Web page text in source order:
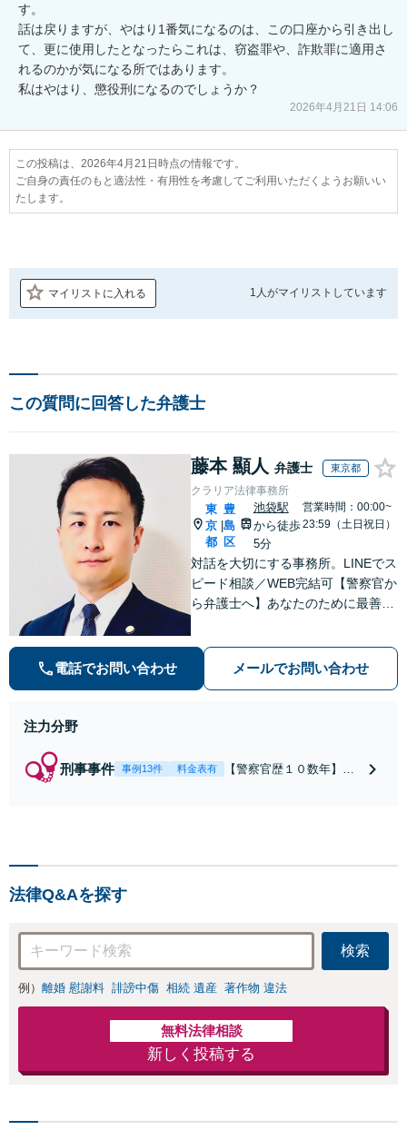
す。
話は戻りますが、やはり1番気になるのは、この口座から引き出し
て、更に使用したとなったらこれは、窃盗罪や、詐欺罪に適用さ
れるのかが気になる所ではあります。
私はやはり、懲役刑になるのでしょうか？
2026年4月21日 14:06
この投稿は、2026年4月21日時点の情報です。
ご自身の責任のもと適法性・有用性を考慮してご利用いただくようお願いい
たします。
マイリストに入れる 1人がマイリストしています
この質問に回答した弁護士
藤本 顯人 弁護士 東京都
クラリア法律事務所
東
京
都
豊
島
区
池袋駅
から徒歩
5分
営業時間：00:00~
23:59（土日祝日）
対話を大切にする事務所。LINEでス
ピード相談／WEB完結可【警察官か
ら弁護士へ】あなたのために最善の
婚などの民事から刑事事件まで幅広
く支援【完全個室】
電話でお問い合わせ メールでお問い合わせ
注力分野
刑事事件 事例13件 料金表有
【警察官歴１０数年】
力。少年事件／告訴・告
法律Q&Aを探す
検索
例） 離婚 慰謝料 誹謗中傷 相続 遺産 著作物 違法
無料法律相談
新しく投稿する